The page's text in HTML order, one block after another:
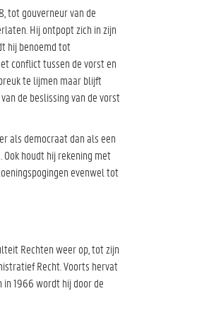
tot gouverneur van de
Hij ontpopt zich in zijn
hij benoemd tot
conflict tussen de vorst en
te lijmen maar blijft
de beslissing van de vorst
als democraat dan als een
houdt hij rekening met
evenwel tot
Rechten weer op, tot zijn
Recht. Voorts hervat
1966 wordt hij door de